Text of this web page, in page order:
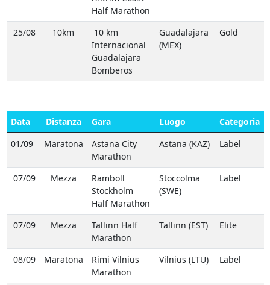
Half Marathon
25/08
10km
10 km
Internacional
Guadalajara
Bomberos
Guadalajara
(MEX)
Gold
Data Distanza Gara Luogo
Categoria
01/09
Maratona
Astana City
Marathon
Astana (KAZ) Label
07/09 Mezza
Ramboll
Stockholm
Half Marathon
Stoccolma
(SWE)
Label
07/09 Mezza
Tallinn Half
Marathon
Tallinn (EST) Elite
08/09 Maratona
Rimi Vilnius
Marathon
Vilnius (LTU) Label